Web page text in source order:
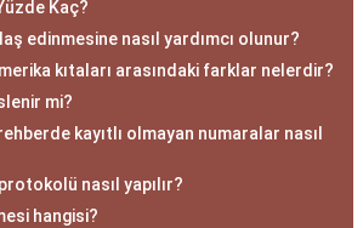
Kaç?
edinmesine nasıl yardımcı olunur?
kıtaları arasındaki farklar nelerdir?
mi?
kayıtlı olmayan numaralar nasıl
nasıl yapılır?
hangisi?